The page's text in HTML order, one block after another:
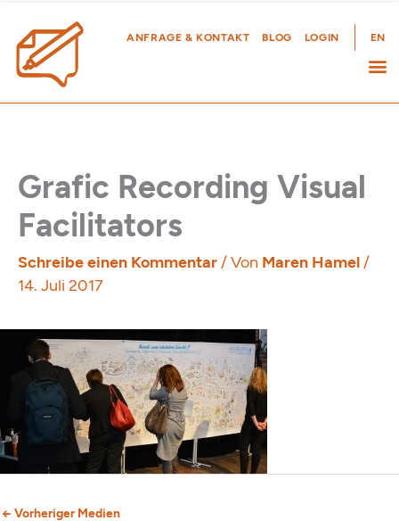
Inhalt
springen
ANFRAGE & KONTAKT BLOG LOGIN EN
Grafic Recording Visual
Facilitators
Schreibe einen Kommentar/ Von Maren Hamel/
14. Juli 2017
← Vorheriger Medien